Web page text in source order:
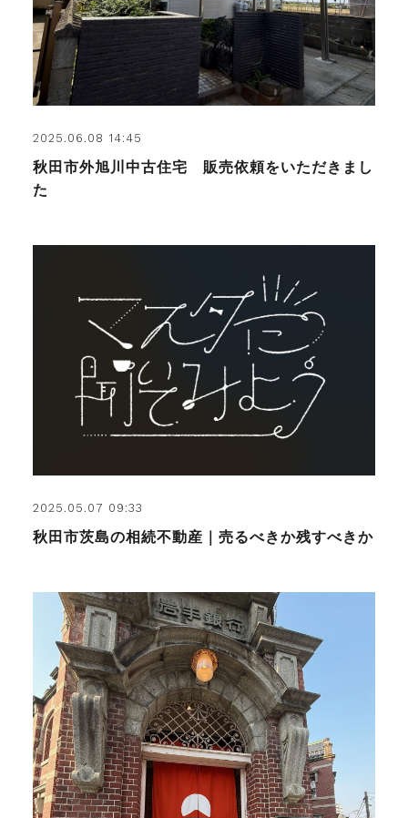
2025.06.08 14:45
秋田市外旭川中古住宅 販売依頼をいただきまし
た
2025.05.07 09:33
秋田市茨島の相続不動産｜売るべきか残すべきか